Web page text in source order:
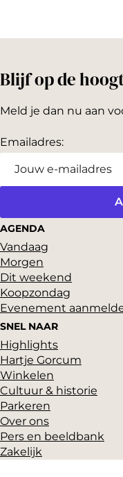
Blijf op de
Meld je dan nu aan
Emailadres:
AGENDA
Vandaag
Morgen
Dit weekend
Koopzondag
Evenement
SNEL NAAR
Highlights
Hartje Gorcum
Winkelen
Cultuur & historie
Parkeren
Over ons
Pers en beeldbank
Zakelijk